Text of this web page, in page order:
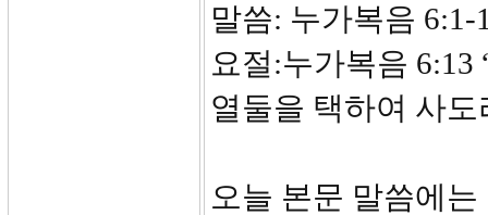
말씀: 누가복음 6:1-
요절:누가복음
열둘을 택하여 사
오늘 본문 말씀에